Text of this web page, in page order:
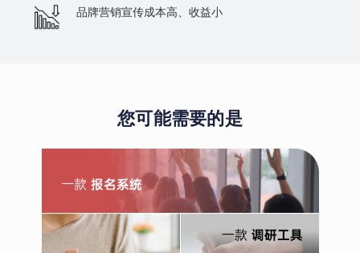
品牌营销宣传成本高、收益小
您可能需要的是